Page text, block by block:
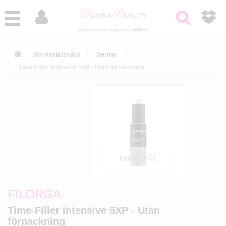
Din Ansiktsvård
Serum
Time-Filler Intensive 5XP - Utan förpackning
Förstora
FILORGA
Time-Filler Intensive 5XP - Utan
förpackning
Fri frakt vid köp över 499kr!
 
